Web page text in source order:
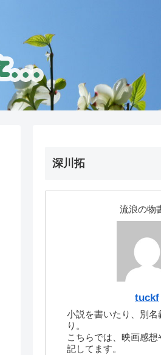
深川拓
流浪の物
tuckf
小説を書いたり、別名
り。
こちらでは、映画感
記してます。